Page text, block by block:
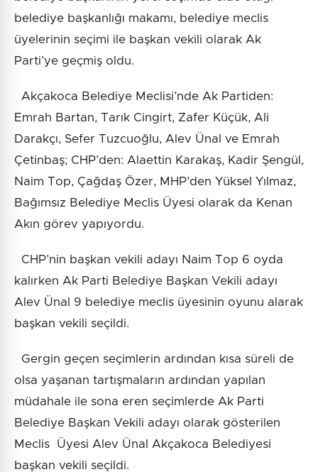
belediye başkanlığı makamı, belediye meclis
üyelerinin seçimi ile başkan vekili olarak Ak
Parti’ye geçmiş oldu.
Akçakoca Belediye Meclisi’nde Ak Partiden:
Emrah Bartan, Tarık Cingirt, Zafer Küçük, Ali
Darakçı, Sefer Tuzcuoğlu, Alev Ünal ve Emrah
Çetinbaş; CHP’den: Alaettin Karakaş, Kadir Şengül,
Naim Top, Çağdaş Özer, MHP’den Yüksel Yılmaz,
Bağımsız Belediye Meclis Üyesi olarak da Kenan
Akın görev yapıyordu.
CHP’nin başkan vekili adayı Naim Top 6 oyda
kalırken Ak Parti Belediye Başkan Vekili adayı
Alev Ünal 9 belediye meclis üyesinin oyunu alarak
başkan vekili seçildi.
Gergin geçen seçimlerin ardından kısa süreli de
olsa yaşanan tartışmaların ardından yapılan
müdahale ile sona eren seçimlerde Ak Parti
Belediye Başkan Vekili adayı olarak gösterilen
Meclis Üyesi Alev Ünal Akçakoca Belediyesi
başkan vekili seçildi.